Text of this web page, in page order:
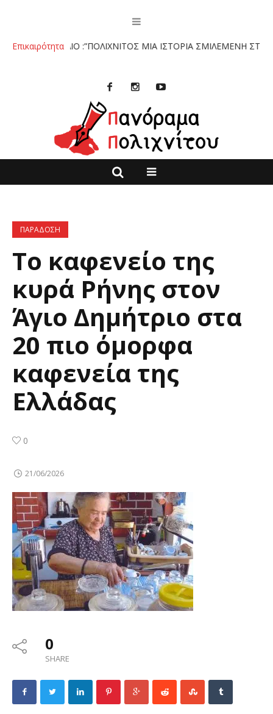
Επικαιρότητα
:”ΠΟΛΙΧΝΙΤΟΣ ΜΙΑ ΙΣΤΟΡΙΑ ΣΜΙΛΕΜΕΝΗ ΣΤΗΝ ΠΕΤΡΑ”
ΠΑΡΑΔΟΣΗ
Το καφενείο της
κυρά Ρήνης στον
Άγιο Δημήτριο στα
20 πιο όμορφα
καφενεία της
Ελλάδας
0
21/06/2026
0
SHARE